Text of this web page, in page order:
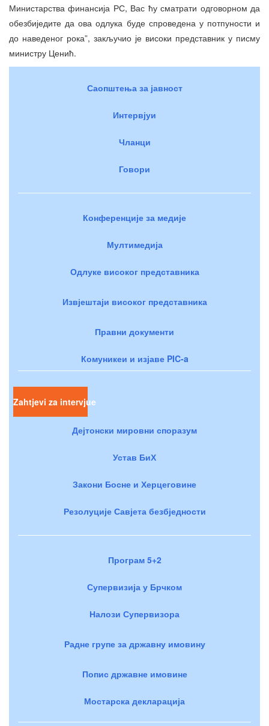
Министарства финансија РС, Вас ћу сматрати одговорном да
обезбиједите да ова одлука буде спроведена у потпуности и
до наведеног рока”, закључио је високи представник у писму
министру Ценић.
Саопштења за јавност
Интервјуи
Чланци
Говори
Конференције за медије
Мултимедија
Одлуке високог представника
Извјештаји високог представника
Правни документи
Комуникеи и изјаве PIC-a
Zahtjevi za intervjue
Дејтонски мировни споразум
Устав БиХ
Закони Босне и Херцеговине
Резолуције Савјета безбједности
Програм 5+2
Супервизија у Брчком
Налози Супервизора
Радне групе за државну имовину
Попис државне имовине
Мостарска декларација